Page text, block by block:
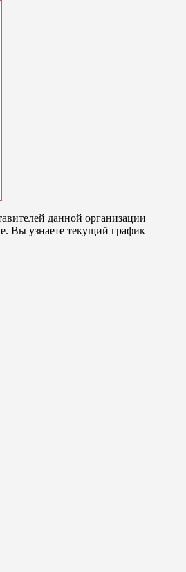
данной организации
Вы узнаете текущий график